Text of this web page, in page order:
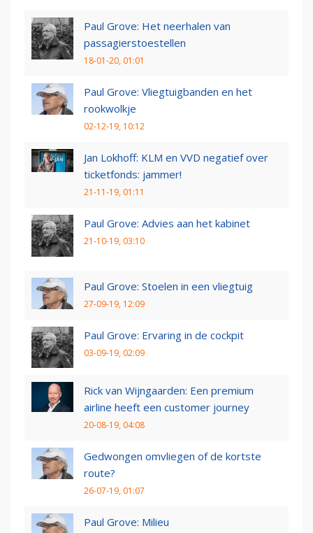
Paul Grove: Het neerhalen van
passagierstoestellen
18-01-20, 01:01
Paul Grove: Vliegtuigbanden en het
rookwolkje
02-12-19, 10:12
Jan Lokhoff: KLM en VVD negatief over
ticketfonds: jammer!
21-11-19, 01:11
Paul Grove: Advies aan het kabinet
21-10-19, 03:10
Paul Grove: Stoelen in een vliegtuig
27-09-19, 12:09
Paul Grove: Ervaring in de cockpit
03-09-19, 02:09
Rick van Wijngaarden: Een premium
airline heeft een customer journey
20-08-19, 04:08
Gedwongen omvliegen of de kortste
route?
26-07-19, 01:07
Paul Grove: Milieu